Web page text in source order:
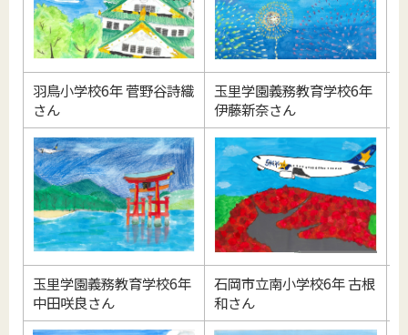
羽鳥小学校6年 菅野谷詩織
さん
玉里学園義務教育学校6年
伊藤新奈さん
玉里学園義務教育学校6年
中田咲良さん
石岡市立南小学校6年 古根
和さん